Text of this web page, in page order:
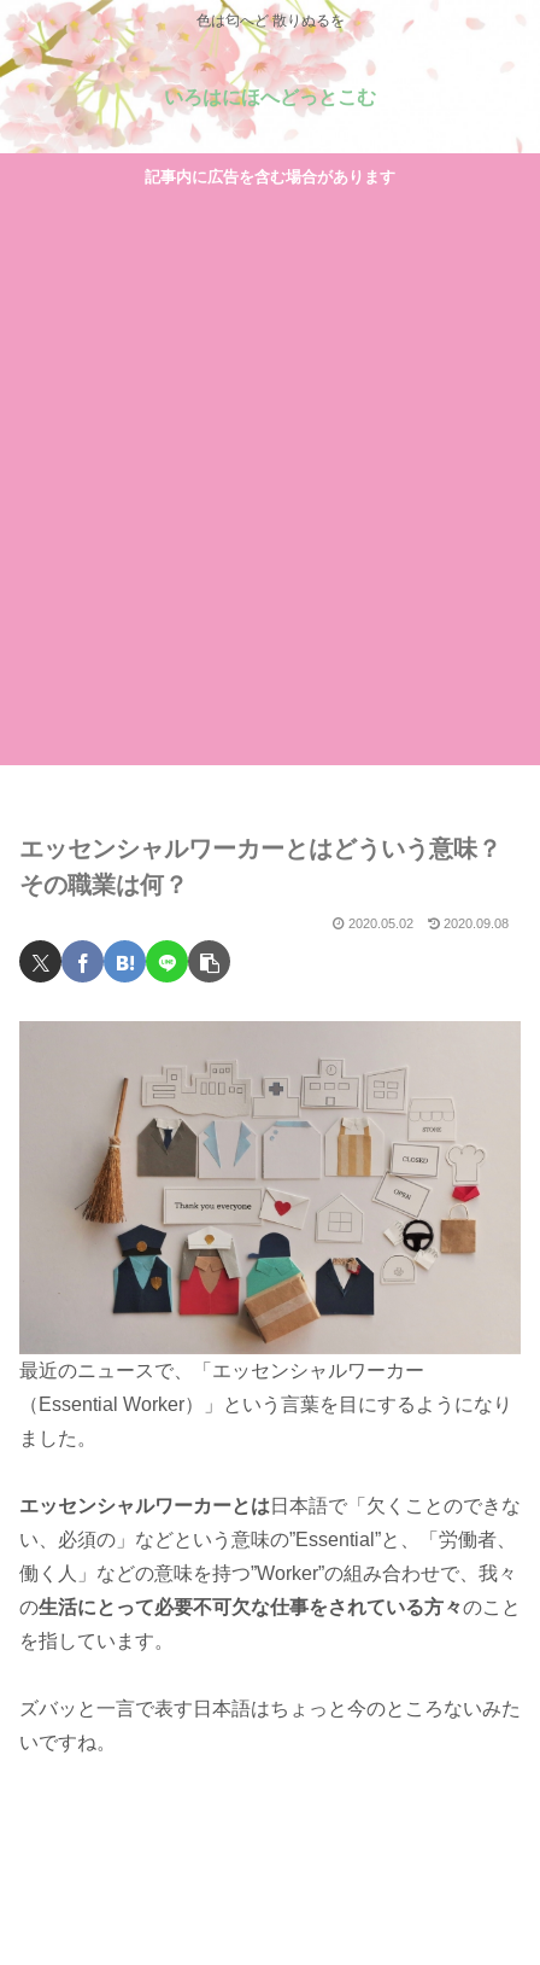
色は匂へど 散りぬるを
いろはにほへどっとこむ
記事内に広告を含む場合があります
エッセンシャルワーカーとはどういう意味？
その職業は何？
2020.05.02 2020.09.08
最近のニュースで、「エッセンシャルワーカー
（Essential Worker）」という言葉を目にするようになり
ました。
エッセンシャルワーカーとは 日本語で「欠くことのできな
い、必須の」などという意味の”Essential”と、「労働者、
働く人」などの意味を持つ”Worker”の組み合わせで、我々
の生活にとって必要不可欠な仕事をされている方々のこと
を指しています。
ズバッと一言で表す日本語はちょっと今のところないみた
いですね。